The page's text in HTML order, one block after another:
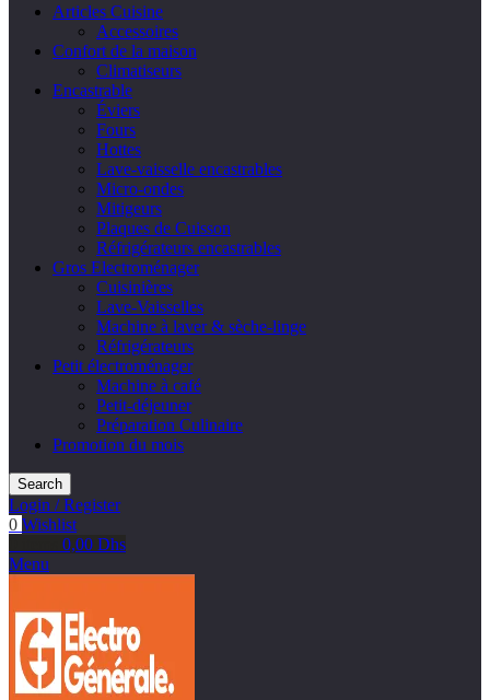
Articles Cuisine
Accessoires
Confort de la maison
Climatiseurs
Encastrable
Éviers
Fours
Hottes
Lave-vaisselle encastrables
Micro-ondes
Mitigeurs
Plaques de Cuisson
Réfrigérateurs encastrables
Gros Electroménager
Cuisinières
Lave-Vaisselles
Machine à laver & sèche-linge
Réfrigérateurs
Petit électroménager
Machine à café
Petit-déjeuner
Préparation Culinaire
Promotion du mois
Search
Login / Register
0 Wishlist
0,00 Dhs
Menu